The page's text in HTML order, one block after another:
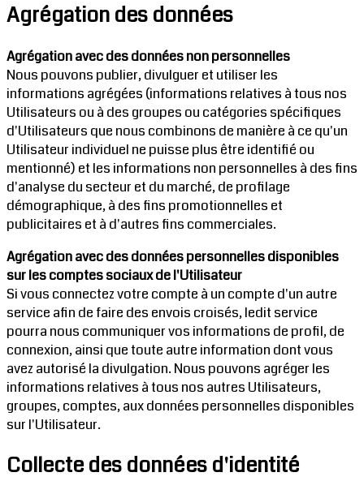
Agrégation des données
Agrégation avec des données non personnelles
Nous pouvons publier, divulguer et utiliser les
informations agrégées (informations relatives à tous nos
Utilisateurs ou à des groupes ou catégories spécifiques
d'Utilisateurs que nous combinons de manière à ce qu'un
Utilisateur individuel ne puisse plus être identifié ou
mentionné) et les informations non personnelles à des fins
d'analyse du secteur et du marché, de profilage
démographique, à des fins promotionnelles et
publicitaires et à d'autres fins commerciales.
Agrégation avec des données personnelles disponibles
sur les comptes sociaux de l'Utilisateur
Si vous connectez votre compte à un compte d'un autre
service afin de faire des envois croisés, ledit service
pourra nous communiquer vos informations de profil, de
connexion, ainsi que toute autre information dont vous
avez autorisé la divulgation. Nous pouvons agréger les
informations relatives à tous nos autres Utilisateurs,
groupes, comptes, aux données personnelles disponibles
sur l'Utilisateur.
Collecte des données d'identité